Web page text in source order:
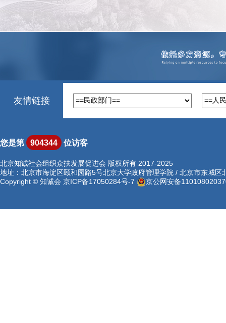
友情链接
您是第 904344 位访客
北京知诚社会组织众扶发展促进会 版权所有 2017-2025
地址：北京市海淀区颐和园路5号北京大学政府管理学院 / 北京市东城
Copyright © 知诚会 京ICP备17050284号-7 京公网安备